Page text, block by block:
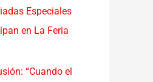
Especiales
en La Feria
“Cuando el